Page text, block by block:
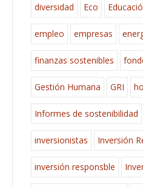
diversidad Eco
empleo empresas
finanzas sostenibles
Gestión Humana GRI
Informes de sostenibilidad
inversionistas Inversión
inversión responsble